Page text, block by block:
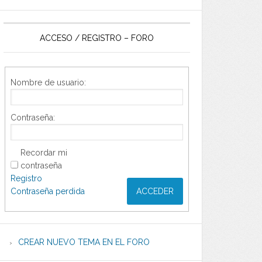
ACCESO / REGISTRO – FORO
Nombre de usuario:
Contraseña:
Recordar mi
contraseña
ACCEDER
Registro
Contraseña perdida
CREAR NUEVO TEMA EN EL FORO